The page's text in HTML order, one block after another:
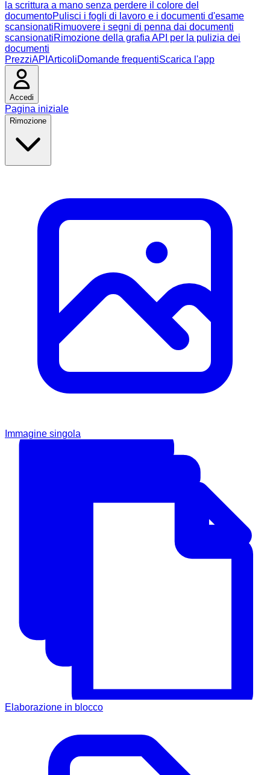
la scrittura a mano senza perdere il colore del
documentoPulisci i fogli di lavoro e i documenti d'esame
scansionatiRimuovere i segni di penna dai documenti
scansionatiRimozione della grafia API per la pulizia dei
documenti
PrezziAPI ArticoliDomande frequentiScarica l'app
Accedi
Pagina iniziale
Rimozione
Immagine singola
Elaborazione in blocco